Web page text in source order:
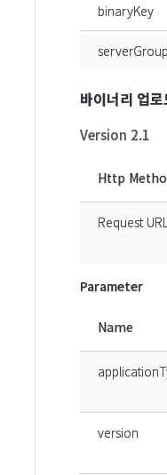
binaryKey
바이너리 업
Version 2.1
Http
Request
Parameter
Name
version